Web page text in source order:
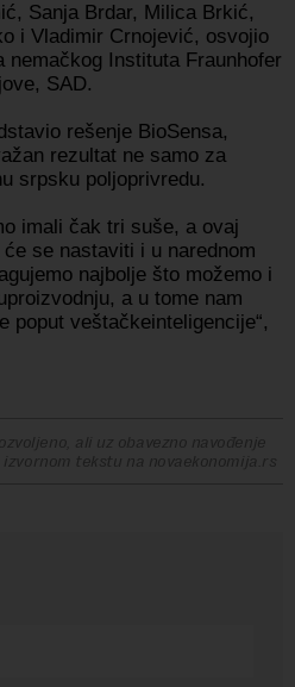
Sanja Brdar, Milica Brkić,
i Vladimir Crnojević, osvojio
nemačkog Instituta Fraunhofer
SAD.
rešenje BioSensa,
rezultat ne samo za
srpsku poljoprivredu.
imali čak tri suše, a ovaj
se nastaviti i u narednom
najbolje što možemo i
a u tome nam
poput veštačkeinteligencije“,
ali uz obavezno navođenje
tekstu na novaekonomija.rs